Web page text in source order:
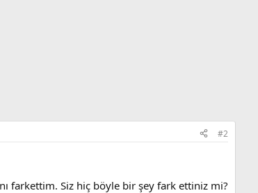
#2
farkettim. Siz hiç böyle bir şey fark ettiniz mi?